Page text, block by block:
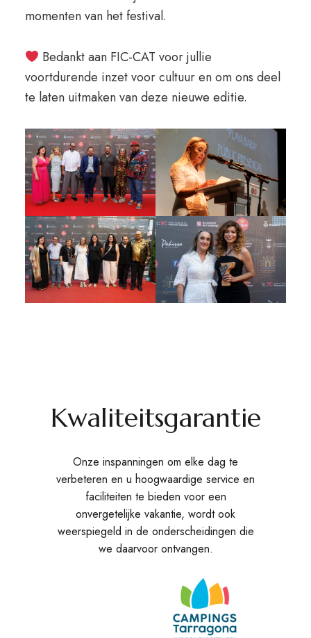
momenten van het festival.
Bedankt aan FIC-CAT voor jullie
voortdurende inzet voor cultuur en om ons deel
te laten uitmaken van deze nieuwe editie.
Kwaliteitsgarantie
Onze inspanningen om elke dag te
verbeteren en u hoogwaardige service en
faciliteiten te bieden voor een
onvergetelijke vakantie, wordt ook
weerspiegeld in de onderscheidingen die
we daarvoor ontvangen.